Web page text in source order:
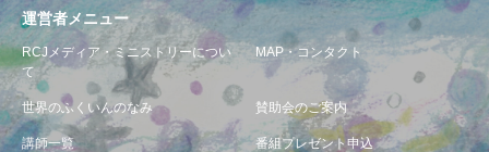
運営者メニュー
RCJメディア・ミニストリーについ
て
MAP・コンタクト
世界のふくいんのなみ 賛助会のご案内
講師一覧 番組プレゼント申込